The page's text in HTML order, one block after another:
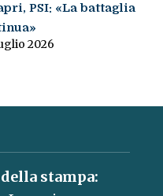
PSI: «La battaglia
2026
stampa: